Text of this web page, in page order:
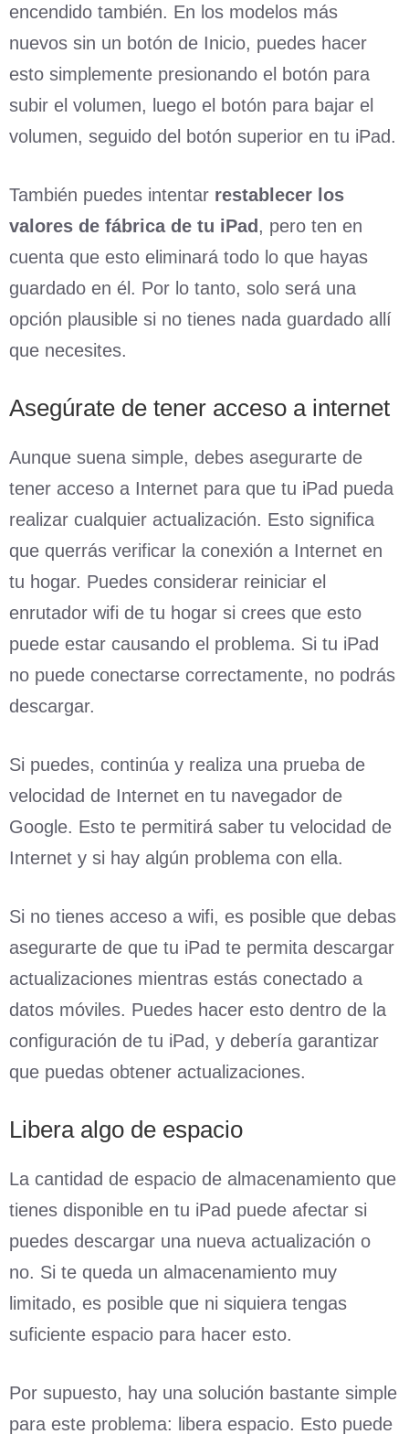
encendido también. En los modelos más
nuevos sin un botón de Inicio, puedes hacer
esto simplemente presionando el botón para
subir el volumen, luego el botón para bajar el
volumen, seguido del botón superior en tu iPad.
También puedes intentar restablecer los
valores de fábrica de tu iPad , pero ten en
cuenta que esto eliminará todo lo que hayas
guardado en él. Por lo tanto, solo será una
opción plausible si no tienes nada guardado allí
que necesites.
Asegúrate de tener acceso a internet
Aunque suena simple, debes asegurarte de
tener acceso a Internet para que tu iPad pueda
realizar cualquier actualización. Esto significa
que querrás verificar la conexión a Internet en
tu hogar. Puedes considerar reiniciar el
enrutador wifi de tu hogar si crees que esto
puede estar causando el problema. Si tu iPad
no puede conectarse correctamente, no podrás
descargar.
Si puedes, continúa y realiza una prueba de
velocidad de Internet en tu navegador de
Google. Esto te permitirá saber tu velocidad de
Internet y si hay algún problema con ella.
Si no tienes acceso a wifi, es posible que debas
asegurarte de que tu iPad te permita descargar
actualizaciones mientras estás conectado a
datos móviles. Puedes hacer esto dentro de la
configuración de tu iPad, y debería garantizar
que puedas obtener actualizaciones.
Libera algo de espacio
La cantidad de espacio de almacenamiento que
tienes disponible en tu iPad puede afectar si
puedes descargar una nueva actualización o
no. Si te queda un almacenamiento muy
limitado, es posible que ni siquiera tengas
suficiente espacio para hacer esto.
Por supuesto, hay una solución bastante simple
para este problema: libera espacio. Esto puede